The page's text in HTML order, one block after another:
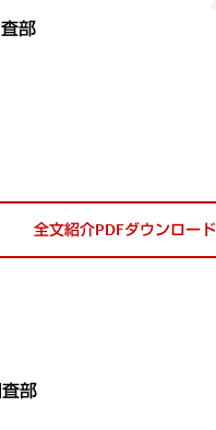
部
全文紹介PDFダウンロード
部